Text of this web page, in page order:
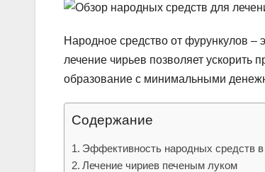
Народное средство от фурункулов
лечение чирьев позволяет ускорить
образование с минимальными
Содержание
Эффективность народных средств
Лечение чириев печеным луком